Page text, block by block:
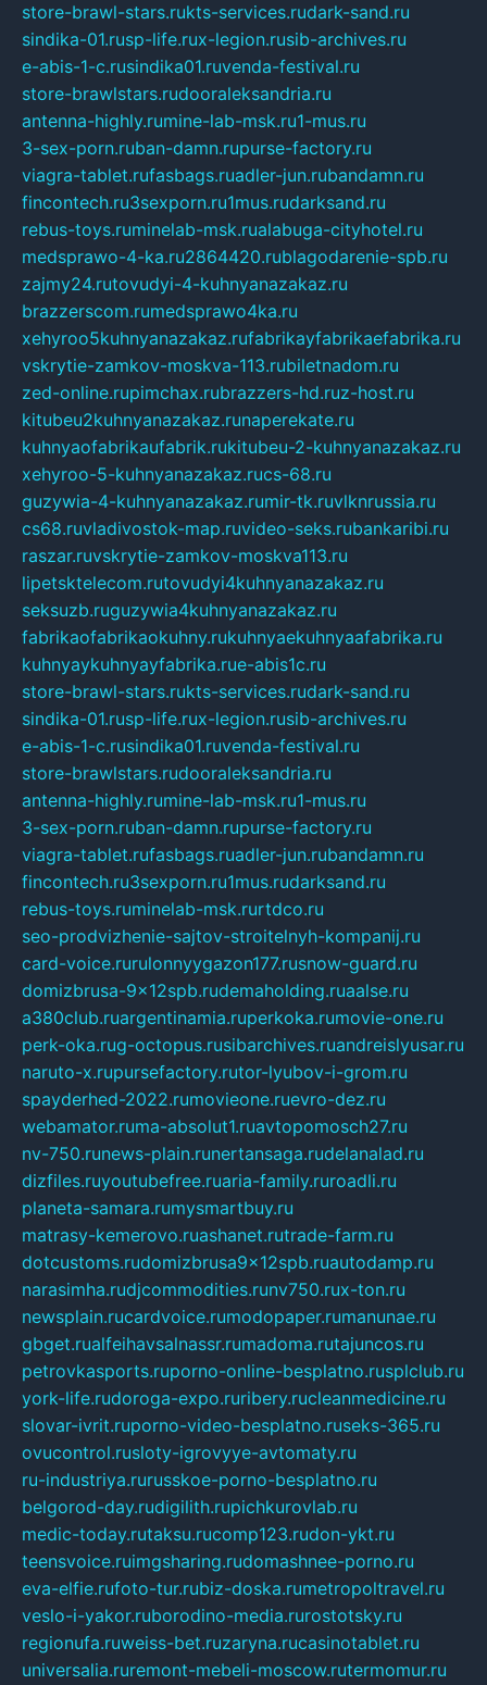
store-brawl-stars.rukts-services.rudark-sand.ru
sindika-01.rusp-life.rux-legion.rusib-archives.ru
e-abis-1-c.rusindika01.ruvenda-festival.ru
store-brawlstars.rudooraleksandria.ru
antenna-highly.rumine-lab-msk.ru1-mus.ru
3-sex-porn.ruban-damn.rupurse-factory.ru
viagra-tablet.rufasbags.ruadler-jun.rubandamn.ru
fincontech.ru3sexporn.ru1mus.rudarksand.ru
rebus-toys.ruminelab-msk.rualabuga-cityhotel.ru
medsprawo-4-ka.ru2864420.rublagodarenie-spb.ru
zajmy24.rutovudyi-4-kuhnyanazakaz.ru
brazzerscom.rumedsprawo4ka.ru
xehyroo5kuhnyanazakaz.rufabrikayfabrikaefabrika.ru
vskrytie-zamkov-moskva-113.rubiletnadom.ru
zed-online.rupimchax.rubrazzers-hd.ruz-host.ru
kitubeu2kuhnyanazakaz.runaperekate.ru
kuhnyaofabrikaufabrik.rukitubeu-2-kuhnyanazakaz.ru
xehyroo-5-kuhnyanazakaz.rucs-68.ru
guzywia-4-kuhnyanazakaz.rumir-tk.ruvlknrussia.ru
cs68.ruvladivostok-map.ruvideo-seks.rubankaribi.ru
raszar.ruvskrytie-zamkov-moskva113.ru
lipetsktelecom.rutovudyi4kuhnyanazakaz.ru
seksuzb.ruguzywia4kuhnyanazakaz.ru
fabrikaofabrikaokuhny.rukuhnyaekuhnyaafabrika.ru
kuhnyaykuhnyayfabrika.rue-abis1c.ru
store-brawl-stars.rukts-services.rudark-sand.ru
sindika-01.rusp-life.rux-legion.rusib-archives.ru
e-abis-1-c.rusindika01.ruvenda-festival.ru
store-brawlstars.rudooraleksandria.ru
antenna-highly.rumine-lab-msk.ru1-mus.ru
3-sex-porn.ruban-damn.rupurse-factory.ru
viagra-tablet.rufasbags.ruadler-jun.rubandamn.ru
fincontech.ru3sexporn.ru1mus.rudarksand.ru
rebus-toys.ruminelab-msk.rurtdco.ru
seo-prodvizhenie-sajtov-stroitelnyh-kompanij.ru
card-voice.rurulonnyygazon177.rusnow-guard.ru
domizbrusa-9x12spb.rudemaholding.ruaalse.ru
a380club.ruargentinamia.ruperkoka.rumovie-one.ru
perk-oka.rug-octopus.rusibarchives.ruandreislyusar.ru
naruto-x.rupursefactory.rutor-lyubov-i-grom.ru
spayderhed-2022.rumovieone.ruevro-dez.ru
webamator.ruma-absolut1.ruavtopomosch27.ru
nv-750.runews-plain.runertansaga.rudelanalad.ru
dizfiles.ruyoutubefree.ruaria-family.ruroadli.ru
planeta-samara.rumysmartbuy.ru
matrasy-kemerovo.ruashanet.rutrade-farm.ru
dotcustoms.rudomizbrusa9x12spb.ruautodamp.ru
narasimha.rudjcommodities.runv750.rux-ton.ru
newsplain.rucardvoice.rumodopaper.rumanunae.ru
gbget.rualfeihavsalnassr.rumadoma.rutajuncos.ru
petrovkasports.ruporno-online-besplatno.rusplclub.ru
york-life.rudoroga-expo.ruribery.rucleanmedicine.ru
slovar-ivrit.ruporno-video-besplatno.ruseks-365.ru
ovucontrol.rusloty-igrovyye-avtomaty.ru
ru-industriya.rurusskoe-porno-besplatno.ru
belgorod-day.rudigilith.rupichkurovlab.ru
medic-today.rutaksu.rucomp123.rudon-ykt.ru
teensvoice.ruimgsharing.rudomashnee-porno.ru
eva-elfie.rufoto-tur.rubiz-doska.rumetropoltravel.ru
veslo-i-yakor.ruborodino-media.rurostotsky.ru
regionufa.ruweiss-bet.ruzaryna.rucasinotablet.ru
universalia.ruremont-mebeli-moscow.rutermomur.ru